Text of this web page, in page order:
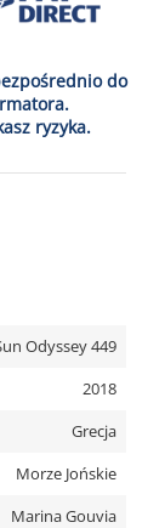
do
ryzyka.
Odyssey 449
2018
Grecja
Morze Jońskie
Marina Gouvia